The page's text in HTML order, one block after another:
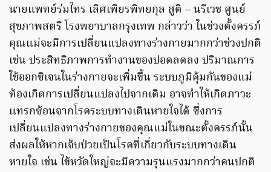
นายแพทย์ร่มไทร เลิศเพียรพิทยกุล สูติ – นรีเวช ศูนย์
สุขภาพสตรี โรงพยาบาลกรุงเทพ กล่าวว่า ในช่วงตั้งครรภ์
คุณแม่จะมีการเปลี่ยนแปลงทางร่างกายมากกว่าช่วงปกติ
เช่น ประสิทธิภาพการทำงานของปอดลดลง ปริมาณการ
ใช้ออกซิเจนในร่างกายจะเพิ่มขึ้น ระบบภูมิคุ้มกันของแม่
ท้องเกิดการเปลี่ยนแปลงไปจากเดิม อาจทำให้เกิดภาวะ
แทรกซ้อนจากโรคระบบทางเดินหายใจได้ ซึ่งการ
เปลี่ยนแปลงทางร่างกายของคุณแม่ในขณะตั้งครรภ์นั้น
ส่งผลให้หากเจ็บป่วยเป็นโรคที่เกี่ยวกับระบบทางเดิน
หายใจ เช่น ไข้หวัดใหญ่จะมีความรุนแรงมากกว่าคนปกติ